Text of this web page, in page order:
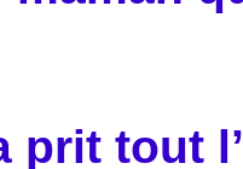
prit tout